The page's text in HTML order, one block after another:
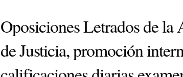
Oposiciones Letrados de la
de Justicia, promoción